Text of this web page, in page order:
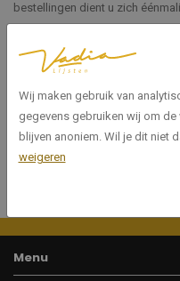
bestellingen dient u zich
Specificaties
Artikelnummer
Menu
Wij maken gebruik van
gegevens gebruiken wij om
blijven anoniem. Wil je dit niet
weigeren